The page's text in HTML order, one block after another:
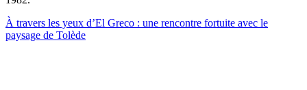
À travers les yeux d’El Greco : une rencontre fortuite avec le
paysage de Tolède